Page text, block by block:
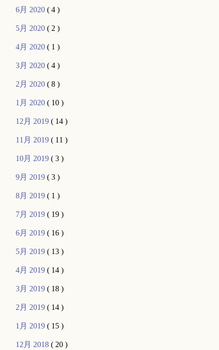
6月 2020( 4 )
5月 2020( 2 )
4月 2020( 1 )
3月 2020( 4 )
2月 2020( 8 )
1月 2020( 10 )
12月 2019( 14 )
11月 2019( 11 )
10月 2019( 3 )
9月 2019( 3 )
8月 2019( 1 )
7月 2019( 19 )
6月 2019( 16 )
5月 2019( 13 )
4月 2019( 14 )
3月 2019( 18 )
2月 2019( 14 )
1月 2019( 15 )
12月 2018( 20 )